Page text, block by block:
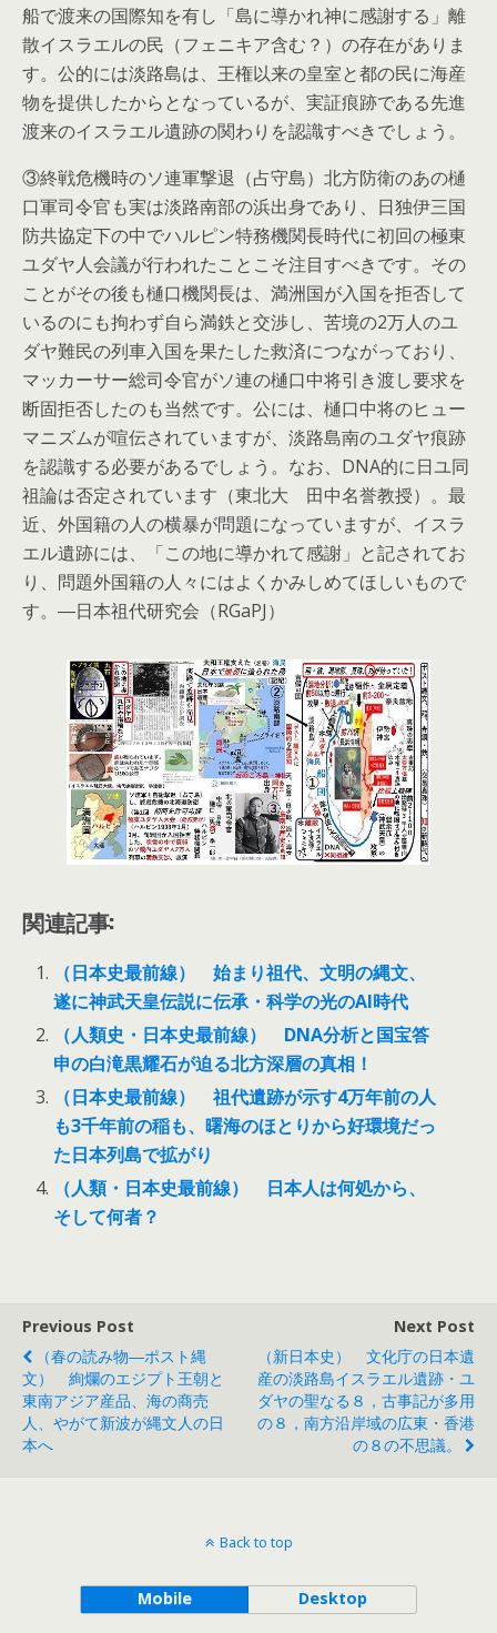
船で渡来の国際知を有し「島に導かれ神に感謝する」離
散イスラエルの民（フェニキア含む？）の存在がありま
す。公的には淡路島は、王権以来の皇室と都の民に海産
物を提供したからとなっているが、実証痕跡である先進
渡来のイスラエル遺跡の関わりを認識すべきでしょう。
③終戦危機時のソ連軍撃退（占守島）北方防衛のあの樋
口軍司令官も実は淡路南部の浜出身であり、日独伊三国
防共協定下の中でハルピン特務機関長時代に初回の極東
ユダヤ人会議が行われたことこそ注目すべきです。その
ことがその後も樋口機関長は、満洲国が入国を拒否して
いるのにも拘わず自ら満鉄と交渉し、苦境の2万人のユ
ダヤ難民の列車入国を果たした救済につながっており、
マッカーサー総司令官がソ連の樋口中将引き渡し要求を
断固拒否したのも当然です。公には、樋口中将のヒュー
マニズムが喧伝されていますが、淡路島南のユダヤ痕跡
を認識する必要があるでしょう。なお、DNA的に日ユ同
祖論は否定されています（東北大 田中名誉教授）。最
近、外国籍の人の横暴が問題になっていますが、イスラ
エル遺跡には、「この地に導かれて感謝」と記されてお
り、問題外国籍の人々にはよくかみしめてほしいもので
す。―日本祖代研究会（RGaPJ）
関連記事:
（日本史最前線） 始まり祖代、文明の縄文、
遂に神武天皇伝説に伝承・科学の光のAI時代
（人類史・日本史最前線） DNA分析と国宝答
申の白滝黒耀石が迫る北方深層の真相！
（日本史最前線） 祖代遺跡が示す4万年前の人
も3千年前の稲も、曙海のほとりから好環境だっ
た日本列島で拡がり
（人類・日本史最前線） 日本人は何処から、
そして何者？
Previous Post
（春の読み物―ポスト縄
文） 絢爛のエジプト王朝と
東南アジア産品、海の商売
人、やがて新波が縄文人の日
本へ
Next Post
（新日本史） 文化庁の日本遺
産の淡路島イスラエル遺跡・ユ
ダヤの聖なる８，古事記が多用
の８，南方沿岸域の広東・香港
の８の不思議。
Back to top
Mobile Desktop